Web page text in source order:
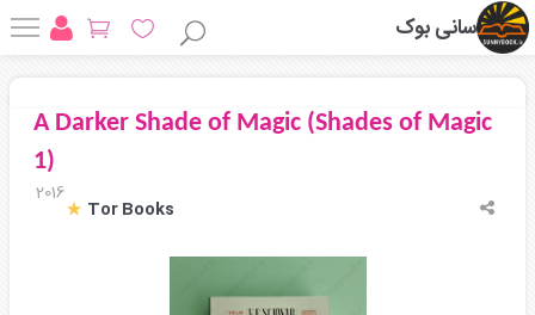
سانی بوک
A Darker Shade of Magic (Shades of Magic
1)
2016
Tor Books